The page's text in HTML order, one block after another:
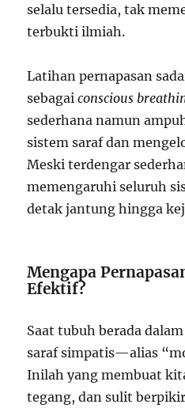
selalu tersedia, tak
terbukti ilmiah.
Latihan pernapasan
sebagaiconscious
sederhana namun
sistem saraf dan
Meski terdengar
memengaruhi seluruh
detak jantung hingga
Mengapa
Efektif?
Saat tubuh berada
saraf simpatis—alias
Inilah yang membuat
tegang, dan sulit